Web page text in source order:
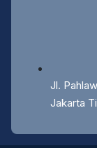
Jl.
Jakarta